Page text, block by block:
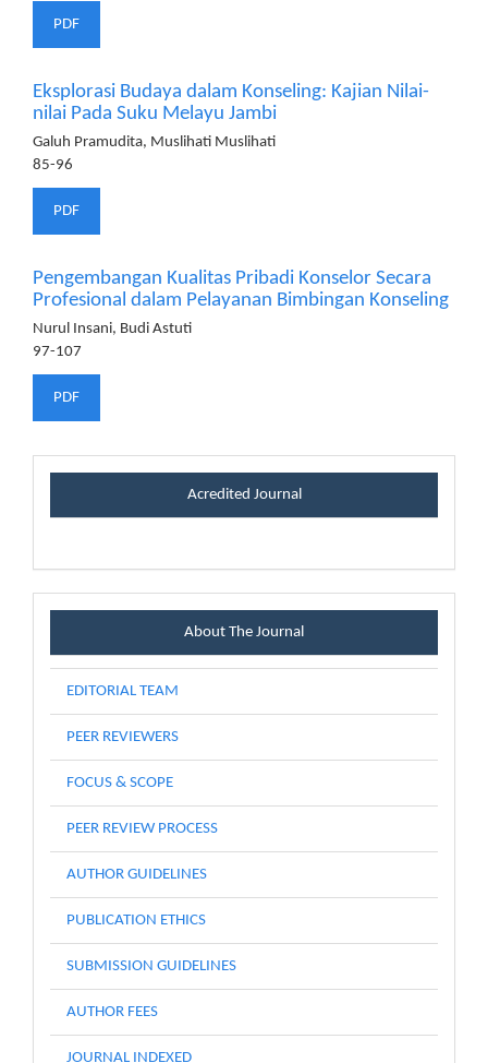
PDF
Eksplorasi Budaya dalam Konseling: Kajian Nilai-
nilai Pada Suku Melayu Jambi
Galuh Pramudita, Muslihati Muslihati
85-96
PDF
Pengembangan Kualitas Pribadi Konselor Secara
Profesional dalam Pelayanan Bimbingan Konseling
Nurul Insani, Budi Astuti
97-107
PDF
certificateblock
Acredited Journal
About The Journal
EDITORIAL TEAM
PEER REVIEWERS
FOCUS & SCOPE
PEER REVIEW PROCESS
AUTHOR GUIDELINES
PUBLICATION ETHICS
SUBMISSION GUIDELINES
AUTHOR FEES
JOURNAL INDEXED